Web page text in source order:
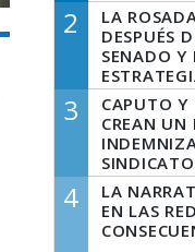
2
LA
DESPUÉS
SENADO Y
3
CAPUTO Y
CREAN UN
4
LA
EN LAS